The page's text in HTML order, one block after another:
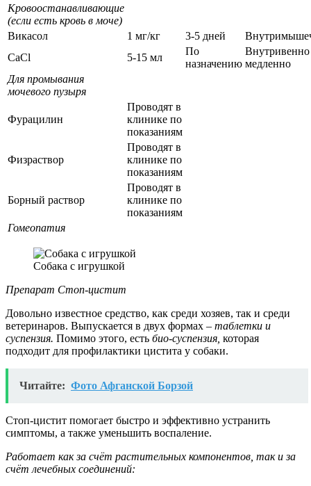
Кровоостанавливающие
(если есть кровь в моче)
Викасол
1 мг/кг 3-5 дней
CaCl
5-15 мл
По
назначению медленно
Для промывания
мочевого пузыря
Фурацилин
Проводят в
клинике по
показаниям
Физраствор
Проводят в
клинике по
показаниям
Борный раствор
Проводят в
клинике по
показаниям
Гомеопатия
Собака с игрушкой
Препарат Стоп-цистит
Довольно известное средство, как среди хозяев, так и среди
ветеринаров. Выпускается в двух формах – таблетки и
суспензия. Помимо этого, есть био-суспензия, которая
подходит для профилактики цистита у собаки.
Читайте: Фото Афганской Борзой
Стоп-цистит помогает быстро и эффективно устранить
симптомы, а также уменьшить воспаление.
Работает как за счёт растительных компонентов, так и за
счёт лечебных соединений: